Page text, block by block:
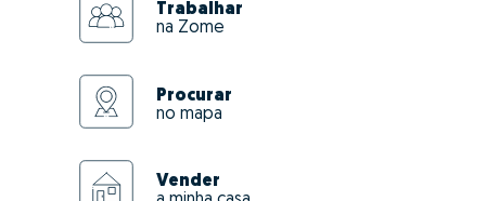
Trabalhar
na Zome
Procurar
no mapa
Vender